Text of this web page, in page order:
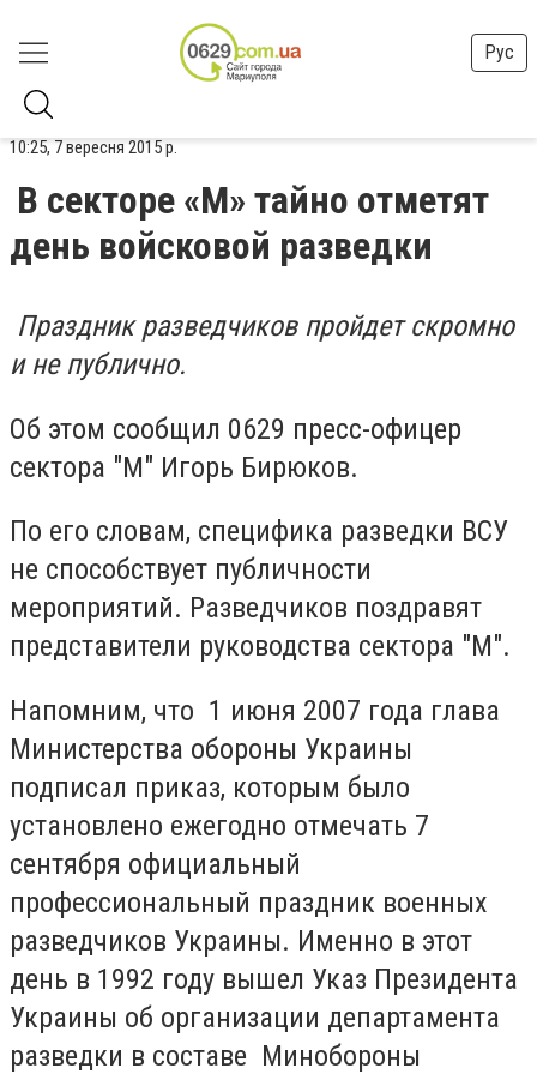
Рус
10:25, 7 вересня 2015 р.
В секторе «М» тайно отметят
день войсковой разведки
Праздник разведчиков пройдет скромно
и не публично.
Об этом сообщил 0629 пресс-офицер
сектора "М" Игорь Бирюков.
По его словам, специфика разведки ВСУ
не способствует публичности
мероприятий. Разведчиков поздравят
представители руководства сектора "М".
Напомним, что 1 июня 2007 года глава
Министерства обороны Украины
подписал приказ, которым было
установлено ежегодно отмечать 7
сентября официальный
профессиональный праздник военных
разведчиков Украины. Именно в этот
день в 1992 году вышел Указ Президента
Украины об организации департамента
разведки в составе Минобороны